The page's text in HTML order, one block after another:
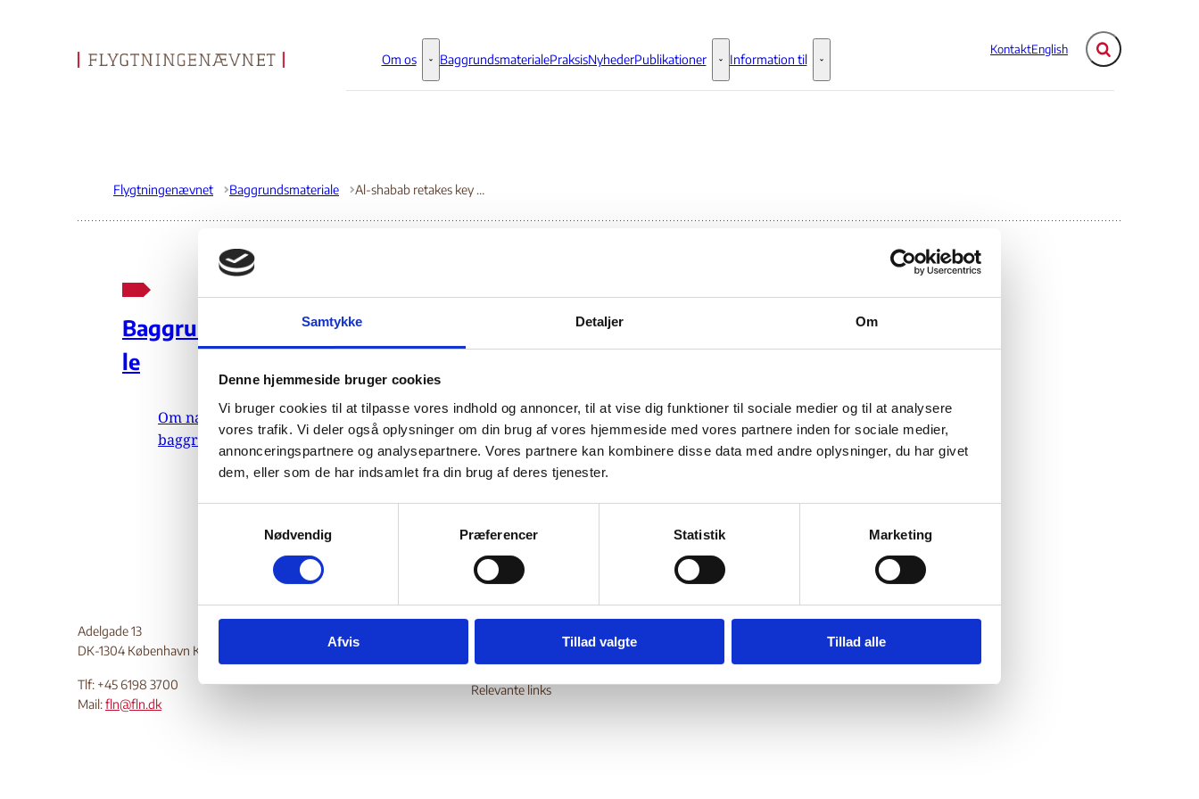
Samtykke Detaljer Om
Denne hjemmeside bruger cookies
Vi bruger cookies til at tilpasse vores indhold og annoncer, til at vise dig funktioner til sociale medier og til at analysere
vores trafik. Vi deler også oplysninger om din brug af vores hjemmeside med vores partnere inden for sociale medier,
annonceringspartnere og analysepartnere. Vores partnere kan kombinere disse data med andre oplysninger, du har givet
dem, eller som de har indsamlet fra din brug af deres tjenester.
v
Nødvendig Præferencer Statistik Marketing
Afvis Tillad valgte Tillad alle
Gå til forsiden
KontaktEnglish Fold søgefelt ud
Om os Om os - Flere links
BaggrundsmaterialePraksisNyhederPublikationer Publikationer - Flere links
Information til Information til - Flere links
Flygtningenævnet Baggrundsmateriale Al-shabab retakes key Somalia port City of Merca
Baggrundsmateria
le
Om nævnets
baggrundsmateriale
Al-shabab retakes key
Somalia port City of Merca
05.02.2016 Bilag 518BBC NewsSomalia (I)
Indeholder oplysninger om, at al-Shabaab har overtaget kontrollen med byen
Merca
Download
Adelgade 13
DK-1304 København K
Tlf: +45 6198 3700
Mail:fln@fln.dk
Digital Post - Virksomheder
Relevante links